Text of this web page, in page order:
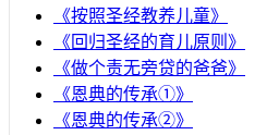
《按照圣经教养儿童》
《回归圣经的育儿原则》
《做个责无旁贷的爸爸》
《恩典的传承①》
《恩典的传承②》